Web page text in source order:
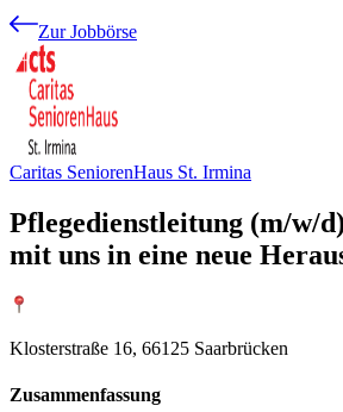
Zur Jobbörse
Caritas SeniorenHaus St. Irmina
Pflegedienstleitung (m/w/
mit uns in eine neue
Klosterstraße 16, 66125 Saarbrücken
Zusammenfassung